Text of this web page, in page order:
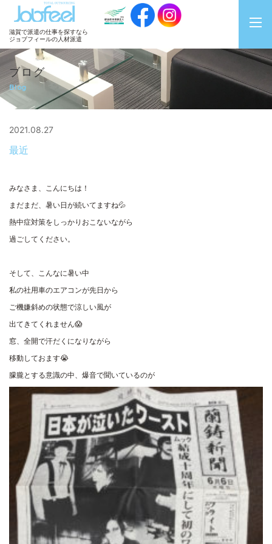
JobFeel
滋賀で派遣の仕事を探すなら
ジョブフィールの人材派遣
ブログ
Blog
2021.08.27
最近
みなさま、こんにちは！
まだまだ、暑い日が続いてますね💦
熱中症対策をしっかりおこないながら
過ごしてください。
そして、こんなに暑い中
私の社用車のエアコンが先日から
ご機嫌斜めの状態で涼しい風が
出てきてくれません😱
窓、全開で汗だくになりながら
移動しておます😭
朦朧とする意識の中、爆音で聞いているのが